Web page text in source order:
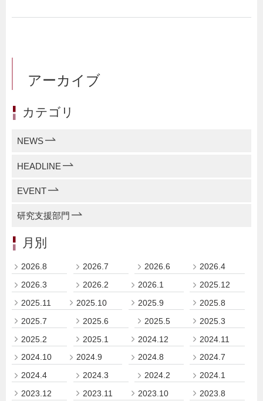
アーカイブ
カテゴリ
NEWS
HEADLINE
EVENT
研究支援部門
月別
2026.8 2026.7 2026.6
2026.4
2026.3
2026.2 2026.1
2025.12
2025.11
2025.10 2025.9
2025.8
2025.7
2025.6 2025.5
2025.3
2025.2
2025.1 2024.12
2024.11
2024.10
2024.9 2024.8
2024.7
2024.4
2024.3 2024.2
2024.1
2023.12
2023.11 2023.10
2023.8